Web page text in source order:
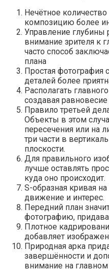
Нечётное
композицию более
Управление глубины
внимание зрителя к
часто способ
плана
Простая
деталей более
Располагать
создавая
Правило третьей
Объекты в этом
пересечения или на
три части в
плоскости.
Для правильного
лучше оставлять
куда оно происходит.
S-образная кривая
движение и интерес.
Передний план
фотографию,
Плотное
добавляет
Природная арка
завершённости и
внимание на